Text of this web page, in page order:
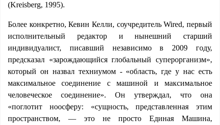
(Kreisberg, 1995).
Более конкретно, Кевин Келли, соучредитель Wired, первый
исполнительный редактор и нынешний старший
индивидуалист, писавший независимо в 2009 году,
предсказал «зарождающийся глобальный суперорганизм»,
который он назвал техниумом - «область, где у нас есть
максимальное соединение с машиной и максимальное
человеческое соединение». Он утверждал, что она
«поглотит ноосферу: «сущность, представленная этим
пространством, — это не просто Единая Машина,